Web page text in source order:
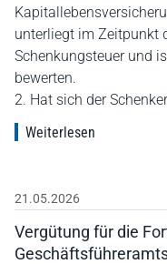
unterliegt im Zeitpunkt
Schenkungsteuer und
bewerten.
2. Hat sich der
Weiterlesen
21.05.2026
Vergütung für die